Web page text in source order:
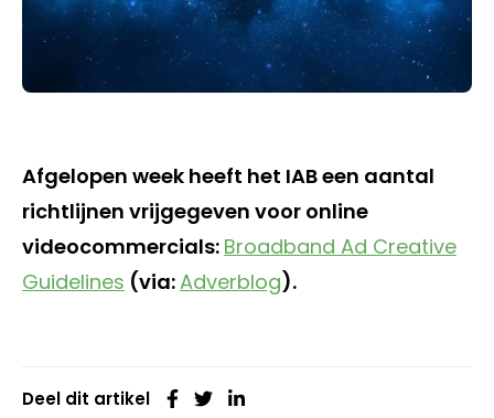
Afgelopen week heeft het IAB een aantal
richtlijnen vrijgegeven voor online
videocommercials: Broadband Ad Creative
Guidelines (via:Adverblog).
Deel dit artikel